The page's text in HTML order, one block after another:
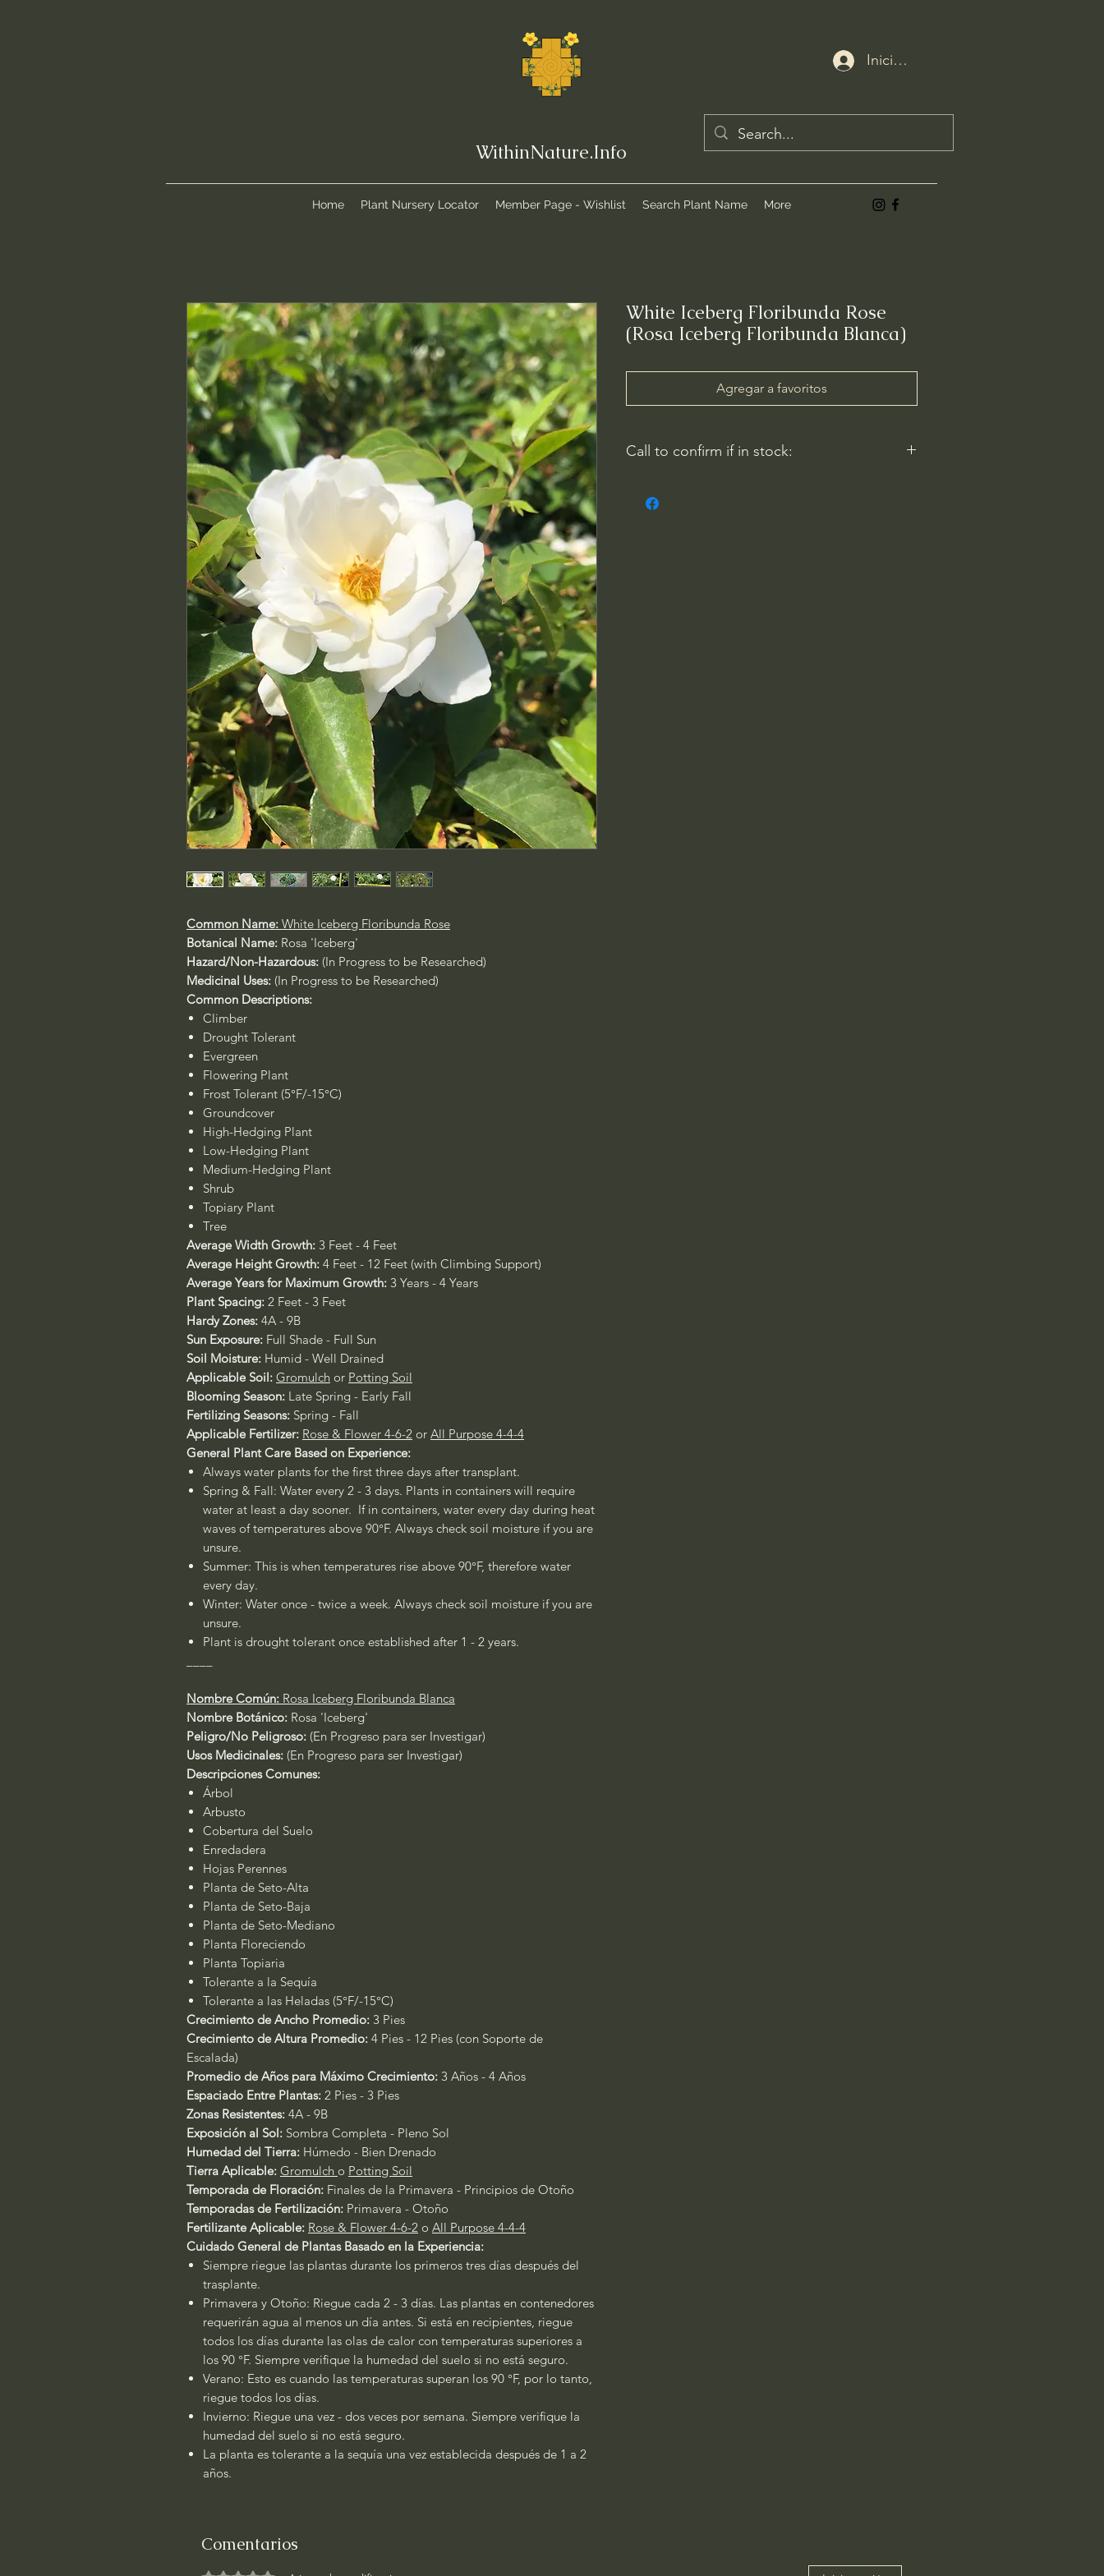
WithinNature.Info
Iniciar sesión
Home Plant Nursery Locator Member Page - Wishlist Search Plant Name More
Common Name: White Iceberg Floribunda Rose
Botanical Name: Rosa 'Iceberg'
Hazard/Non-Hazardous: (In Progress to be Researched)
Medicinal Uses: (In Progress to be Researched)
Common Descriptions:
Climber
Drought Tolerant
Evergreen
Flowering Plant
Frost Tolerant (5°F/-15°C)
Groundcover
High-Hedging Plant
Low-Hedging Plant
Medium-Hedging Plant
Shrub
Topiary Plant
Tree
Average Width Growth: 3 Feet - 4 Feet
Average Height Growth: 4 Feet - 12 Feet (with Climbing Support)
Average Years for Maximum Growth: 3 Years - 4 Years
Plant Spacing: 2 Feet - 3 Feet
Hardy Zones: 4A - 9B
Sun Exposure: Full Shade - Full Sun
Soil Moisture: Humid - Well Drained
Applicable Soil: Gromulch or Potting Soil
Blooming Season: Late Spring - Early Fall
Fertilizing Seasons: Spring - Fall
Applicable Fertilizer: Rose & Flower 4-6-2 or All Purpose 4-4-4
General Plant Care Based on Experience:
Always water plants for the first three days after transplant.
Spring & Fall: Water every 2 - 3 days. Plants in containers will require
water at least a day sooner. If in containers, water every day during heat
waves of temperatures above 90°F. Always check soil moisture if you are
unsure.
Summer: This is when temperatures rise above 90°F, therefore water
every day.
Winter: Water once - twice a week. Always check soil moisture if you are
unsure.
Plant is drought tolerant once established after 1 - 2 years.
Nombre Común: Rosa Iceberg Floribunda Blanca
Nombre Botánico: Rosa 'Iceberg'
Peligro/No Peligroso: (En Progreso para ser Investigar)
Usos Medicinales: (En Progreso para ser Investigar)
Descripciones Comunes:
Árbol
Arbusto
Cobertura del Suelo
Enredadera
Hojas Perennes
Planta de Seto-Alta
Planta de Seto-Baja
Planta de Seto-Mediano
Planta Floreciendo
Planta Topiaria
Tolerante a la Sequía
Tolerante a las Heladas (5°F/-15°C)
Crecimiento de Ancho Promedio: 3 Pies
Crecimiento de Altura Promedio: 4 Pies - 12 Pies (con Soporte de
Escalada)
Promedio de Años para Máximo Crecimiento: 3 Años - 4 Años
Espaciado Entre Plantas: 2 Pies - 3 Pies
Zonas Resistentes: 4A - 9B
Exposición al Sol: Sombra Completa - Pleno Sol
Humedad del Tierra: Húmedo - Bien Drenado
Tierra Aplicable: Gromulch o Potting Soil
Temporada de Floración: Finales de la Primavera - Principios de Otoño
Temporadas de Fertilización: Primavera - Otoño
Fertilizante Aplicable: Rose & Flower 4-6-2 o All Purpose 4-4-4
Cuidado General de Plantas Basado en la Experiencia:
Siempre riegue las plantas durante los primeros tres días después del
trasplante.
Primavera y Otoño: Riegue cada 2 - 3 días. Las plantas en contenedores
requerirán agua al menos un día antes. Si está en recipientes, riegue
todos los días durante las olas de calor con temperaturas superiores a
los 90 °F. Siempre verifique la humedad del suelo si no está seguro.
Verano: Esto es cuando las temperaturas superan los 90 °F, por lo tanto,
riegue todos los días.
Invierno: Riegue una vez - dos veces por semana. Siempre verifique la
humedad del suelo si no está seguro.
La planta es tolerante a la sequía una vez establecida después de 1 a 2
años.
White Iceberg Floribunda Rose
(Rosa Iceberg Floribunda Blanca)
Agregar a favoritos
Call to confirm if in stock:
Riverside County
Comentarios
Obtuvo 0 de 5 estrellas.